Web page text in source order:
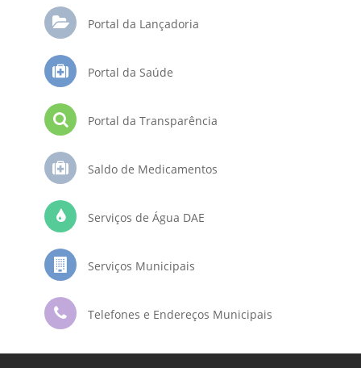
Portal da Lançadoria
Portal da Saúde
Portal da Transparência
Saldo de Medicamentos
Serviços de Água DAE
Serviços Municipais
Telefones e Endereços Municipais